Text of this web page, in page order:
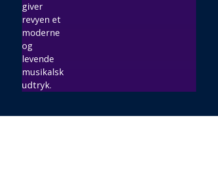
giver
revyen et
moderne
og
levende
musikalsk
udtryk.